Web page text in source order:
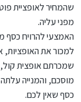
שהמחיר לאופציית
מפני עליה.
האמצעי להרויח כסף
למכור את האופציות,
שמכרתם אופצית קול,
מוסכם, והמנייה
כסף שאין לכם.